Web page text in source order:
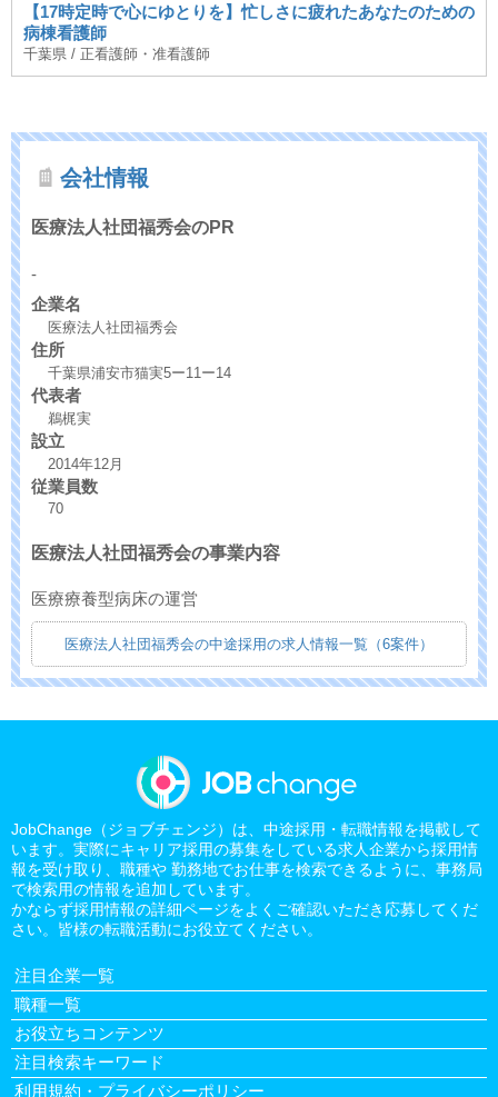
【17時定時で心にゆとりを】忙しさに疲れたあなたのための
病棟看護師
千葉県 / 正看護師・准看護師
会社情報
医療法人社団福秀会のPR
-
企業名
医療法人社団福秀会
住所
千葉県浦安市猫実5ー11ー14
代表者
鵜梶実
設立
2014年12月
従業員数
70
医療法人社団福秀会の事業内容
医療療養型病床の運営
医療法人社団福秀会の中途採用の求人情報一覧（6案件）
JobChange（ジョブチェンジ）は、中途採用・転職情報を掲載して
います。実際にキャリア採用の募集をしている求人企業から採用情
報を受け取り、職種や 勤務地でお仕事を検索できるように、事務局
で検索用の情報を追加しています。
かならず採用情報の詳細ページをよくご確認いただき応募してくだ
さい。皆様の転職活動にお役立てください。
注目企業一覧
職種一覧
お役立ちコンテンツ
注目検索キーワード
利用規約・プライバシーポリシー